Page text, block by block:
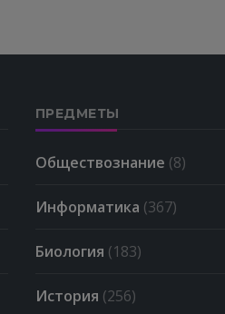
ПРЕДМЕТЫ
Обществознание (8)
Информатика (367)
Биология (183)
История (256)